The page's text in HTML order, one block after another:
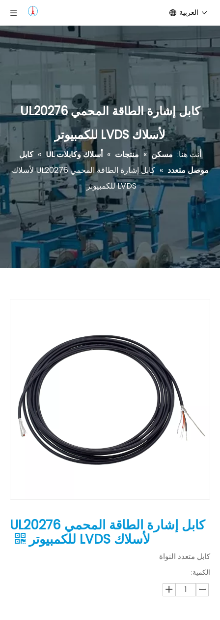
العربية
كابل إشارة الطاقة المحمي UL20276
لأسلاك LVDS للكمبيوتر
أنت هنا: مسكن » منتجات » أسلاك وكابلات UL » كابل
موصل متعدد »
كابل إشارة الطاقة المحمي UL20276 لأسلاك
LVDS للكمبيوتر
كابل إشارة الطاقة المحمي UL20276
لأسلاك LVDS للكمبيوتر
كابل متعدد النواة
الكمية: